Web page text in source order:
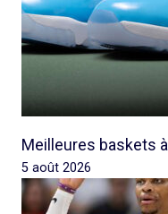
Meilleures baskets
5 août 2026